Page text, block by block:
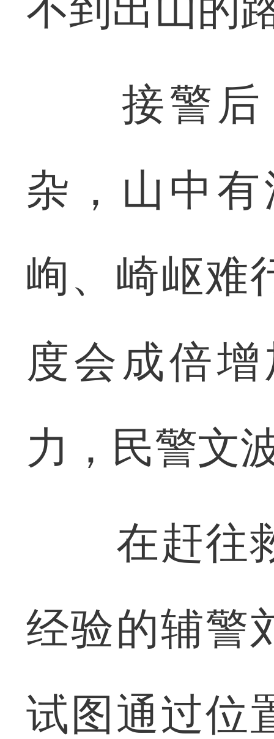
接警后，
杂，山中
峋、崎岖难
度会成倍
力，民警文
在赶往救
经验的辅警
试图通过位